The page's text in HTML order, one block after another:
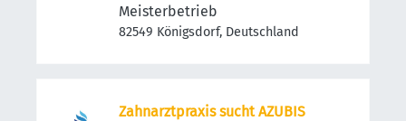
Meisterbetrieb
82549 Königsdorf, Deutschland
Zahnarztpraxis sucht AZUBIS